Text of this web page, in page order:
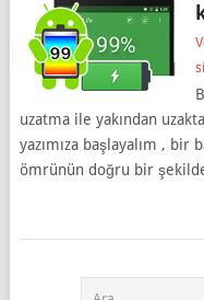
uzatma ile yakından
yazımıza başlayalım , bir
ömrünün doğru bir